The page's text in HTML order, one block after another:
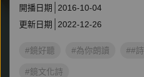
開播日期
2016-10-04
更新日期
2022-12-26
#鏡好聽 #為你朗讀 ##詩
#鏡文化詩